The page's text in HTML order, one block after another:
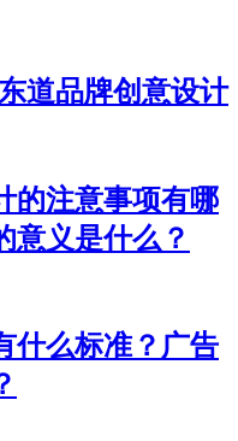
道品牌创意设计
的注意事项有哪
意义是什么？
什么标准？广告